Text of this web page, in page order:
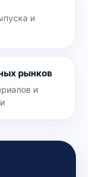
и
рынков
и